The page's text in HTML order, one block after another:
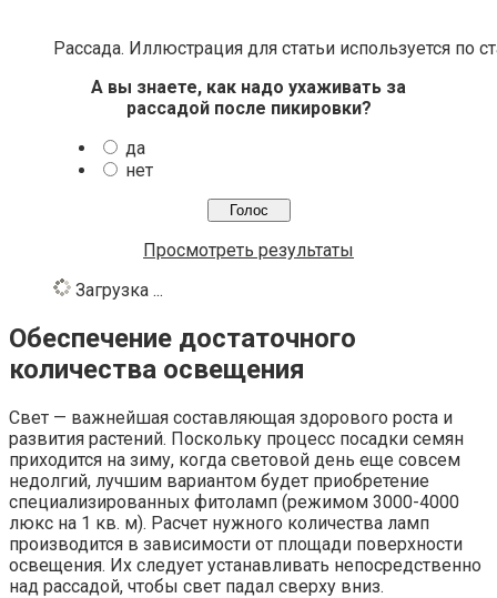
Рассада. Иллюстрация для статьи используется по
А вы знаете, как надо ухаживать за
рассадой после пикировки?
да
нет
Просмотреть результаты
Загрузка ...
Обеспечение достаточного
количества освещения
Свет — важнейшая составляющая здорового роста и
развития растений. Поскольку процесс посадки семян
приходится на зиму, когда световой день еще совсем
недолгий, лучшим вариантом будет приобретение
специализированных фитоламп (режимом 3000-4000
люкс на 1 кв. м). Расчет нужного количества ламп
производится в зависимости от площади поверхности
освещения. Их следует устанавливать непосредственно
над рассадой, чтобы свет падал сверху вниз.